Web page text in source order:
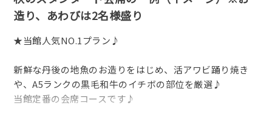
造り、あわびは2名様盛り
★当館人気NO.1プラン♪
新鮮な丹後の地魚のお造りをはじめ、活アワビ踊り焼き
や、A5ランクの黒毛和牛のイチボの部位を厳選♪
当館定番の会席コースです♪